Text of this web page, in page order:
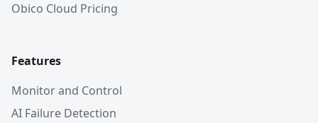
Obico Cloud Pricing
Features
Monitor and Control
AI Failure Detection